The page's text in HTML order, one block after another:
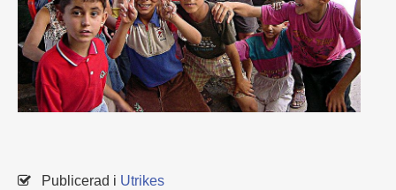
Publicerad i Utrikes